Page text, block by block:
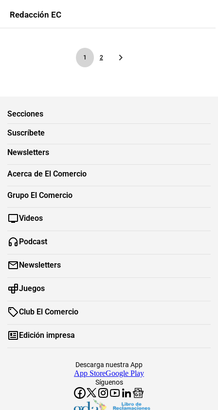
Redacción EC
1 2
Secciones
Suscríbete
Newsletters
Acerca de El Comercio
Grupo El Comercio
Videos
Podcast
Newsletters
Juegos
Club El Comercio
Edición impresa
Síguenos
Descarga nuestra App
App StoreGoogle Play